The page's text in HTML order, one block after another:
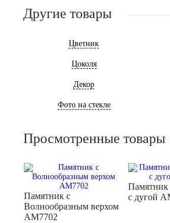
Другие товары
Цветник
Цоколя
Декор
Фото на стекле
Просмотренные товары
Памятник с
Волнообразным верхом
AM7702
Памятник
с дугой